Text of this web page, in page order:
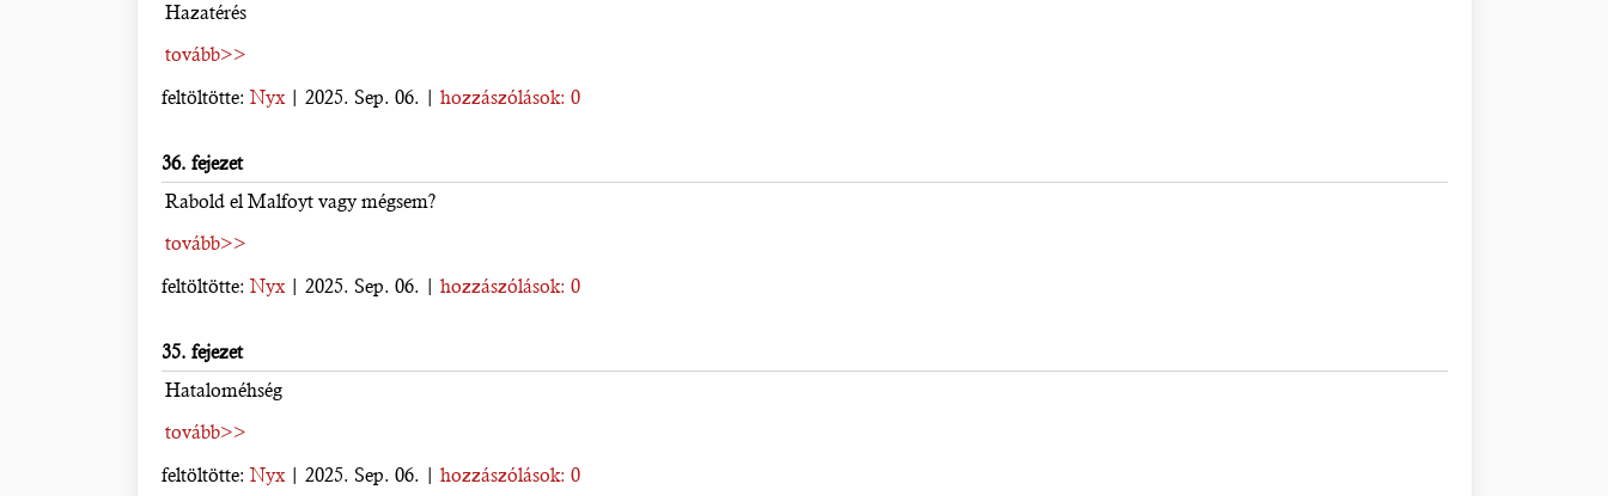
Hazatérés
tovább>>
feltöltötte: Nyx| 2025. Sep. 06. | hozzászólások: 0
36. fejezet
Rabold el Malfoyt vagy mégsem?
tovább>>
feltöltötte: Nyx| 2025. Sep. 06. | hozzászólások: 0
35. fejezet
Hataloméhség
tovább>>
feltöltötte: Nyx| 2025. Sep. 06. | hozzászólások: 0